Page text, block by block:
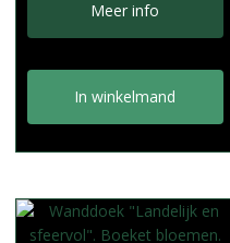
Meer info
In winkelmand